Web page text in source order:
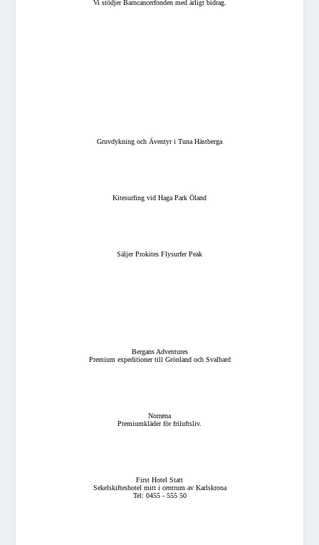
Vi stödjer Barncancerfonden med årligt bidrag.
Gruvdykning och Äventyr i Tuna Hästberga
Kitesurfing vid Haga Park Öland
Säljer Prokites Flysurfer Peak
Bergans Adventures
Premium expeditioner till Grönland och Svalbard
Norrøna
Premiumkläder för friluftsliv.
First Hotel Statt
Sekelskifteshotel mitt i centrum av Karlskrona
Tel: 0455 - 555 50